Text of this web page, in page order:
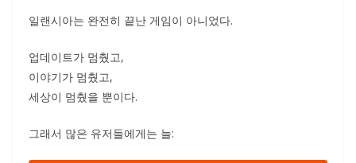
일랜시아는 완전히 끝난 게임이 아니었다.
업데이트가 멈췄고,
이야기가 멈췄고,
세상이 멈췄을 뿐이다.
그래서 많은 유저들에게는 늘: